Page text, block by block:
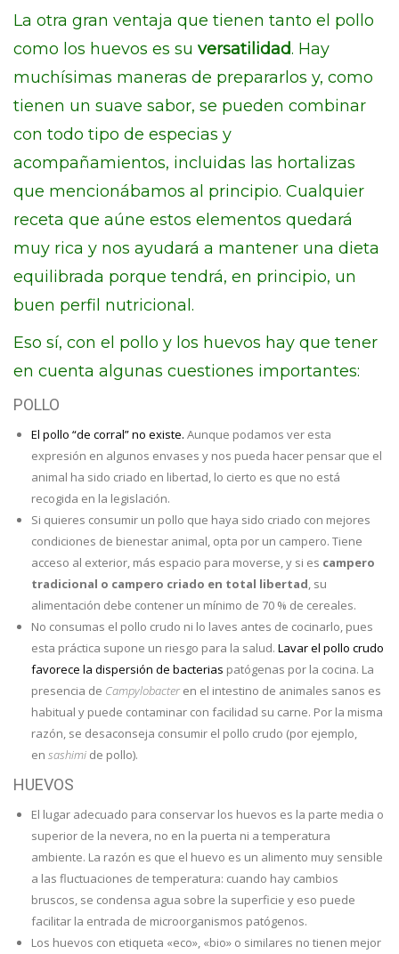
La otra gran ventaja que tienen tanto el pollo
como los huevos es su versatilidad. Hay
muchísimas maneras de prepararlos y, como
tienen un suave sabor, se pueden combinar
con todo tipo de especias y
acompañamientos, incluidas las hortalizas
que mencionábamos al principio. Cualquier
receta que aúne estos elementos quedará
muy rica y nos ayudará a mantener una dieta
equilibrada porque tendrá, en principio, un
buen perfil nutricional.
Eso sí, con el pollo y los huevos hay que tener
en cuenta algunas cuestiones importantes:
POLLO
El pollo “de corral” no existe. Aunque podamos ver esta
expresión en algunos envases y nos pueda hacer pensar que el
animal ha sido criado en libertad, lo cierto es que no está
recogida en la legislación.
Si quieres consumir un pollo que haya sido criado con mejores
condiciones de bienestar animal, opta por un campero. Tiene
acceso al exterior, más espacio para moverse, y si es campero
tradicional o campero criado en total libertad, su
alimentación debe contener un mínimo de 70 % de cereales.
No consumas el pollo crudo ni lo laves antes de cocinarlo, pues
esta práctica supone un riesgo para la salud. Lavar el pollo crudo
favorece la dispersión de bacterias patógenas por la cocina. La
presencia de Campylobacter en el intestino de animales sanos es
habitual y puede contaminar con facilidad su carne. Por la misma
razón, se desaconseja consumir el pollo crudo (por ejemplo,
en sashimi de pollo).
HUEVOS
El lugar adecuado para conservar los huevos es la parte media o
superior de la nevera, no en la puerta ni a temperatura
ambiente. La razón es que el huevo es un alimento muy sensible
a las fluctuaciones de temperatura: cuando hay cambios
bruscos, se condensa agua sobre la superficie y eso puede
facilitar la entrada de microorganismos patógenos.
Los huevos con etiqueta «eco», «bio» o similares no tienen mejor